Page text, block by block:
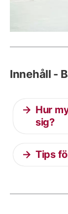
Innehåll -
Hur
sig?
Tips